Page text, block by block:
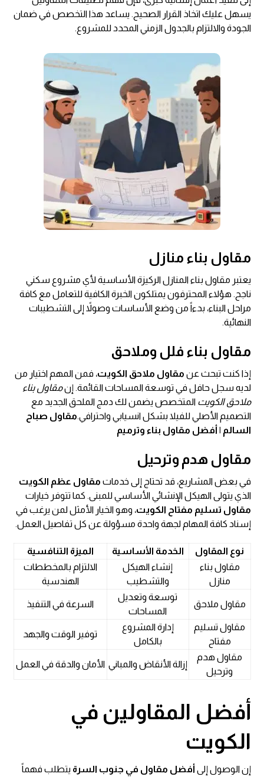
يسهل عليك اتخاذ القرار الصحيح. يساعد هذا التخصص في ضمان
الجودة والالتزام بالجدول الزمني المحدد للمشروع.
مقاول بناء منازل
يعتبر مقاول بناء المنازل الركيزة الأساسية لأي مشروع سكني
ناجح. هؤلاء المحترفون يمتلكون الخبرة الكافية للتعامل مع كافة
مراحل البناء، بدءاً من وضع الأساسات وصولاً إلى التشطيبات
النهائية.
مقاول بناء فلل وملاحق
إذا كنت تبحث عن مقاول ملاحق الكويت، فمن المهم اختيار من
لديه سجل حافل في توسعة المساحات القائمة. إنمقاول بناء
ملاحق الكويت المتخصص يضمن لك دمج الملحق الجديد مع
التصميم الأصلي للفيلا بشكل انسيابي واحترافي.مقاول صباح
السالم | أفضل مقاول بناء وترميم
مقاول هدم وترحيل
في بعض المشاريع، قد تحتاج إلى خدمات مقاول عظم الكويت
الذي يتولى الهيكل الإنشائي الأساسي للمبنى. كما تتوفر خيارات
مقاول تسليم مفتاح الكويت، وهو الخيار الأمثل لمن يرغب في
إسناد كافة المهام لجهة واحدة مسؤولة عن كل تفاصيل العمل.
نوع المقاول الخدمة الأساسية
الميزة التنافسية
مقاول بناء
منازل
إنشاء الهيكل
والتشطيب
الالتزام بالمخططات
الهندسية
مقاول ملاحق
توسعة وتعديل
المساحات
السرعة في التنفيذ
مقاول تسليم
مفتاح
إدارة المشروع
بالكامل
توفير الوقت والجهد
مقاول هدم
وترحيل
إزالة الأنقاض والمباني الأمان والدقة في العمل
أفضل المقاولين في
الكويت
إن الوصول إلى أفضل مقاول في جنوب السرة يتطلب فهماً